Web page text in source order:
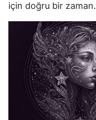
için doğru bir zaman.